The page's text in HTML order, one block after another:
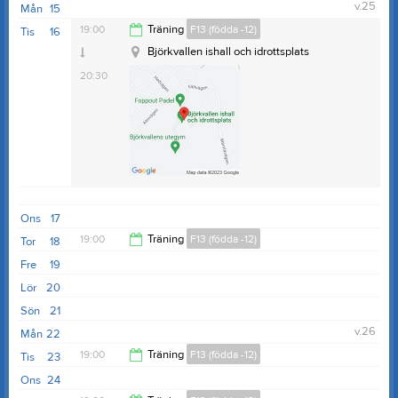
15
Mån
v.25
16
Tis 19:00 Träning F13 (födda -12)
20:30
Björkvallen ishall och idrottsplats
17
Ons
18
Tor 19:00 Träning F13 (födda -12)
19
Fre
20
Lör
21
Sön
22
Mån
v.26
23
Tis 19:00 Träning F13 (födda -12)
24
Ons